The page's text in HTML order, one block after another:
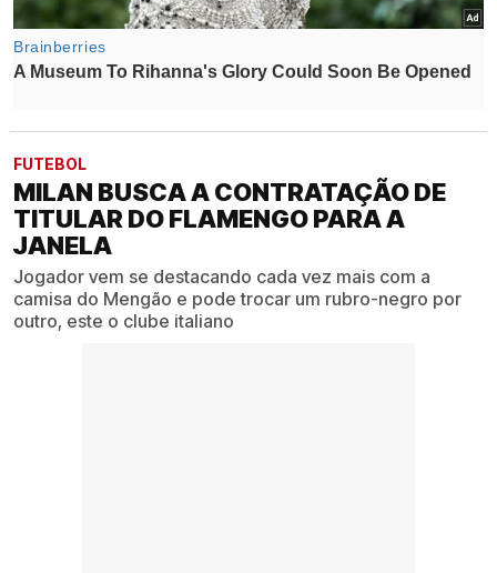
FUTEBOL
MILAN BUSCA A CONTRATAÇÃO DE
TITULAR DO FLAMENGO PARA A
JANELA
Jogador vem se destacando cada vez mais com a
camisa do Mengão e pode trocar um rubro-negro por
outro, este o clube italiano